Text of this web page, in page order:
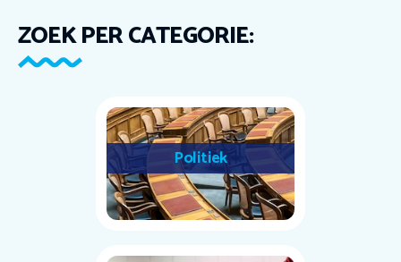
ZOEK PER CATEGORIE:
Politiek